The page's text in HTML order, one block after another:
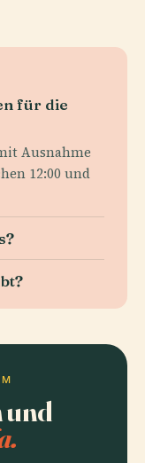
für die
Ausnahme
12:00 und
und